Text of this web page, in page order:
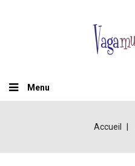
Menu
Accueil